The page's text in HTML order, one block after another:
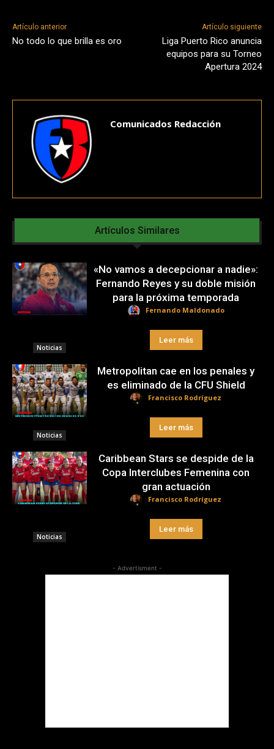
Artículo anterior
No todo lo que brilla es oro
Artículo siguiente
Liga Puerto Rico anuncia
equipos para su Torneo
Apertura 2024
Comunicados Redacción
Artículos Similares
Noticias
«No vamos a decepcionar a nadie»:
Fernando Reyes y su doble misión
para la próxima temporada
Fernando Maldonado
Leer más
Noticias
Metropolitan cae en los penales y
es eliminado de la CFU Shield
Francisco Rodríguez
Leer más
Noticias
Caribbean Stars se despide de la
Copa Interclubes Femenina con
gran actuación
Francisco Rodríguez
Leer más
- Advertisment -